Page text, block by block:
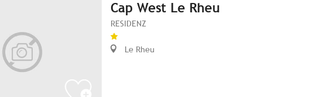
Cap West Le Rheu
RESIDENZ
Le Rheu